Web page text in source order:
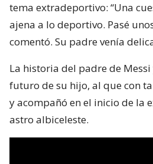
tema extradeportivo: “Una
ajena a lo deportivo. Pasé
comentó. Su padre venía
La historia del padre de
futuro de su hijo, al que con
y acompañó en el inicio de la
astro albiceleste.